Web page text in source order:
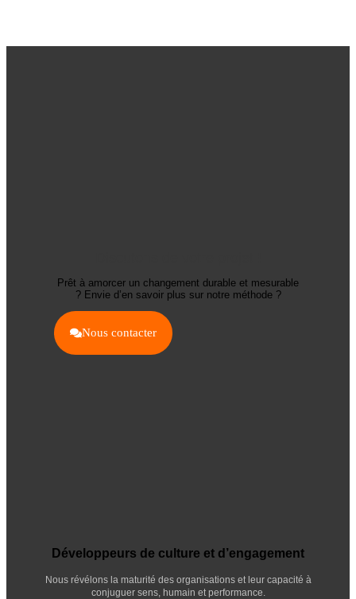
Prêt à amorcer un changement durable et mesurable
? Envie d’en savoir plus sur notre méthode ?
Nous contacter
Développeurs de culture et d’engagement
Nous révélons la maturité des organisations et leur capacité à
conjuguer sens, humain et performance.